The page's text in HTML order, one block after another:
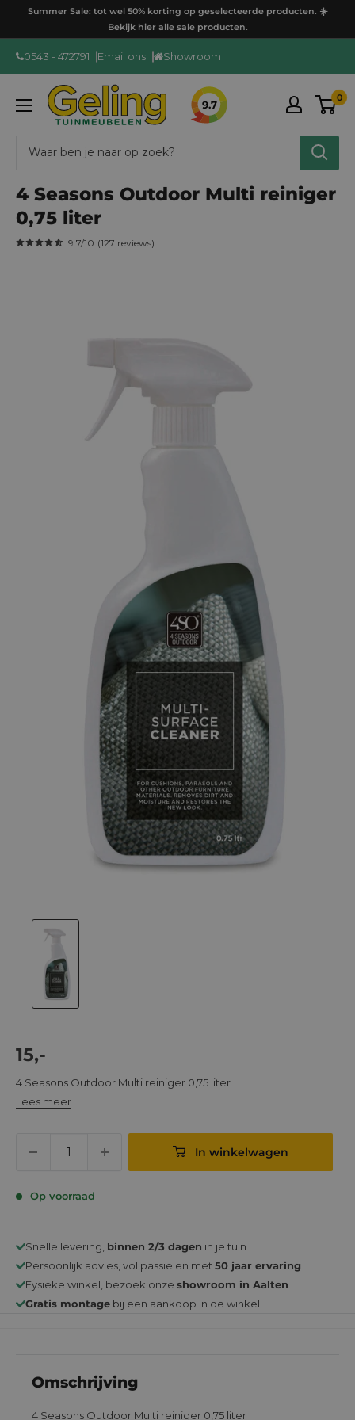
Summer Sale: tot wel 50% korting op geselecteerde producten. ☀️
Bekijk hier alle sale producten.
0543 - 472791 Email ons Showroom
GelingTuinmeubelen
9.7
0
4 Seasons Outdoor Multi reiniger
0,75 liter
9.7/10 (127 reviews)
Actie
15,-
4 Seasons Outdoor Multi reiniger 0,75 liter
Lees meer
In winkelwagen
Op voorraad
Snelle levering, binnen 2/3 dagen in je tuin
Persoonlijk advies, vol passie en met 50 jaar ervaring
Fysieke winkel, bezoek onze showroom in Aalten
Gratis montage bij een aankoop in de winkel
Omschrijving
4 Seasons Outdoor Multi reiniger 0,75 liter